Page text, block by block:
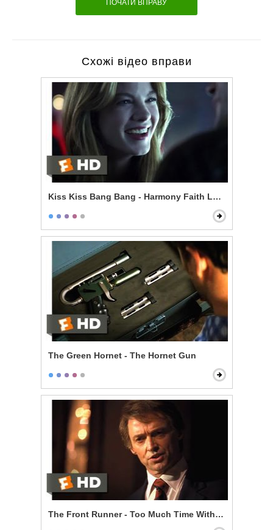
ПОЧАТИ ВПРАВУ
Схожі відео вправи
Kiss Kiss Bang Bang - Harmony Faith Lane
The Green Hornet - The Hornet Gun
The Front Runner - Too Much Time With an